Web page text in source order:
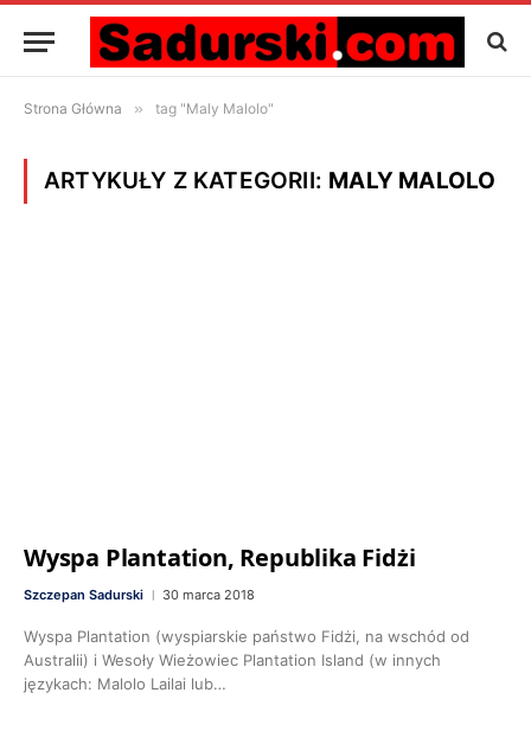
Strona Główna » tag "Maly Malolo"
ARTYKUŁY Z KATEGORII: MALY MALOLO
Wyspa Plantation, Republika Fidżi
Szczepan Sadurski 30 marca 2018
Wyspa Plantation (wyspiarskie państwo Fidżi, na wschód od
Australii) i Wesoły Wieżowiec Plantation Island (w innych
językach: Malolo Lailai lub…